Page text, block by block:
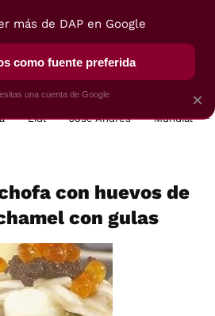
SELECCIÓN VEGUI
Lidl José Andrés Mundial
con huevos de
con gulas
×
más de DAP en Google
como fuente preferida
una cuenta de Google